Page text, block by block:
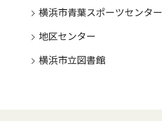
横浜市青葉スポーツセンター
地区センター
横浜市立図書館